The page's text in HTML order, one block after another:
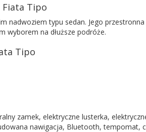
Tipo
nadwoziem typu sedan. Jego
wyborem na dłuższe podróże.
Tipo
zamek, elektryczne lusterka,
nawigacja, Bluetooth, tempomat,